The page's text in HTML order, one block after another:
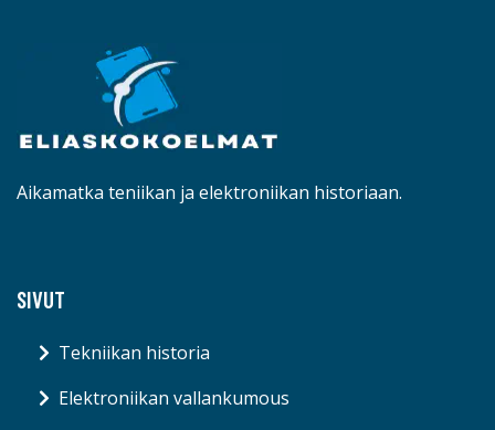
Aikamatka teniikan ja elektroniikan historiaan.
SIVUT
Tekniikan historia
Elektroniikan vallankumous